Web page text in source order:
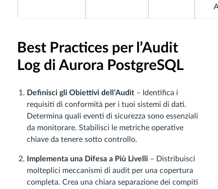
Best Practices per l’Audit
Log di Aurora PostgreSQL
Definisci gli Obiettivi dell’Audit – Identifica i
requisiti di conformità per i tuoi sistemi di dati.
Determina quali eventi di sicurezza sono essenziali
da monitorare. Stabilisci le metriche operative
chiave da tenere sotto controllo.
Implementa una Difesa a Più Livelli – Distribuisci
molteplici meccanismi di audit per una copertura
completa. Crea una chiara separazione dei compiti